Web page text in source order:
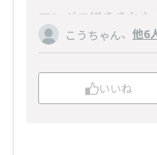
マンガで描ききれ
説。
どちらも優れてい
こうちゃん、 他6
いいね